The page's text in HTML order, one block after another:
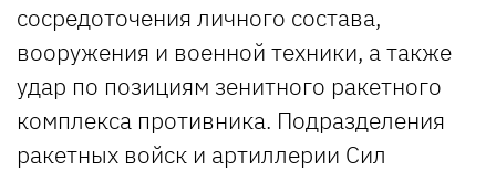
сосредоточения личного состава,
вооружения и военной техники, а также
удар по позициям зенитного ракетного
комплекса противника. Подразделения
ракетных войск и артиллерии Сил